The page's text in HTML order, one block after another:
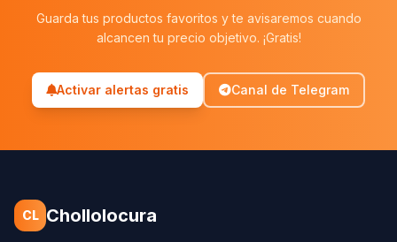
Guarda tus productos favoritos y te avisaremos cuando
alcancen tu precio objetivo. ¡Gratis!
Activar alertas gratis Canal de Telegram
CL Chollolocura